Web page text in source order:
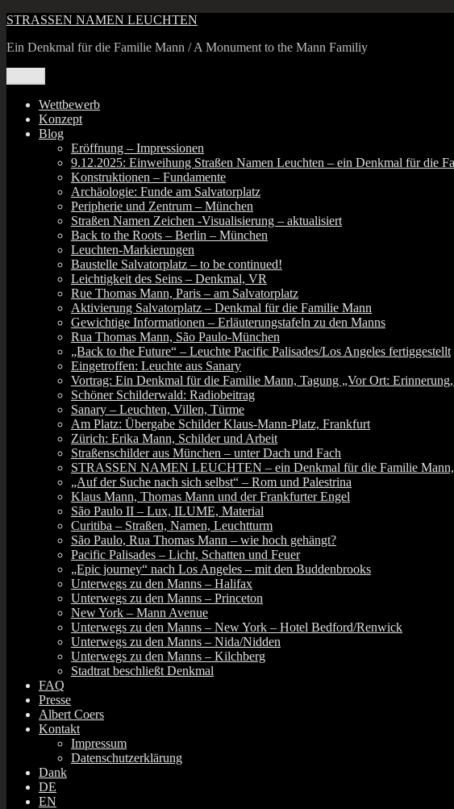
Zum
springen
STRASSEN NAMEN LEUCHTEN
Ein Denkmal für die Familie Mann / A Monument to the Mann Familiy
Wettbewerb
Konzept
Blog
Eröffnung – Impressionen
9.12.2025: Einweihung Straßen Namen Leuchten – ein Denkmal für die
Konstruktionen – Fundamente
Archäologie: Funde am Salvatorplatz
Peripherie und Zentrum – München
Straßen Namen Zeichen ‑Visualisierung – aktualisiert
Back to the Roots – Berlin – München
Leuchten-Markierungen
Baustelle Salvatorplatz – to be continued!
Leichtigkeit des Seins – Denkmal, VR
Rue Thomas Mann, Paris – am Salvatorplatz
Aktivierung Salvatorplatz – Denkmal für die Familie Mann
Gewichtige Informationen – Erläuterungstafeln zu den Manns
Rua Thomas Mann, São Paulo-München
„Back to the Future“ – Leuchte Pacific Palisades/Los Angeles fertiggestellt
Eingetroffen: Leuchte aus Sanary
Vortrag: Ein Denkmal für die Familie Mann, Tagung „Vor Ort:
Schöner Schilderwald: Radiobeitrag
Sanary – Leuchten, Villen, Türme
Am Platz: Übergabe Schilder Klaus-Mann-Platz, Frankfurt
Zürich: Erika Mann, Schilder und Arbeit
Straßenschilder aus München – unter Dach und Fach
STRASSEN NAMEN LEUCHTEN – ein Denkmal für die Familie
„Auf der Suche nach sich selbst“ – Rom und Palestrina
Klaus Mann, Thomas Mann und der Frankfurter Engel
São Paulo II – Lux, ILUME, Material
Curitiba – Straßen, Namen, Leuchtturm
São Paulo, Rua Thomas Mann – wie hoch gehängt?
Pacific Palisades – Licht, Schatten und Feuer
„Epic journey“ nach Los Angeles – mit den Buddenbrooks
Unterwegs zu den Manns – Halifax
Unterwegs zu den Manns – Princeton
New York – Mann Avenue
Unterwegs zu den Manns – New York – Hotel Bedford/Renwick
Unterwegs zu den Manns – Nida/Nidden
Unterwegs zu den Manns – Kilchberg
Stadtrat beschließt Denkmal
FAQ
Presse
Albert Coers
Kontakt
Impressum
Datenschutzerklärung
Dank
DE
EN